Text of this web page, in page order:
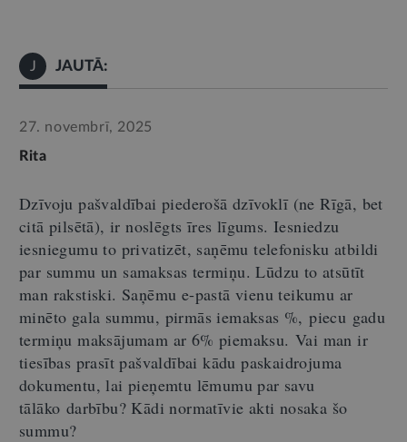
J JAUTĀ:
27. novembrī, 2025
Rita
Dzīvoju pašvaldībai piederošā dzīvoklī (ne Rīgā, bet
citā pilsētā), ir noslēgts īres līgums. Iesniedzu
iesniegumu to privatizēt, saņēmu telefonisku atbildi
par summu un samaksas termiņu. Lūdzu to atsūtīt
man rakstiski. Saņēmu e-pastā vienu teikumu ar
minēto gala summu, pirmās iemaksas %, piecu gadu
termiņu maksājumam ar 6% piemaksu. Vai man ir
tiesības prasīt pašvaldībai kādu paskaidrojuma
dokumentu, lai pieņemtu lēmumu par savu
tālāko darbību? Kādi normatīvie akti nosaka šo
summu?